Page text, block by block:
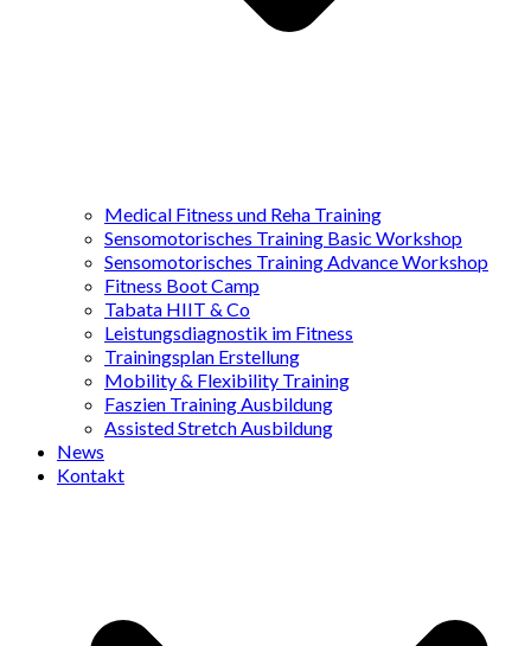
Medical Fitness und Reha Training
Sensomotorisches Training Basic Workshop
Sensomotorisches Training Advance Workshop
Fitness Boot Camp
Tabata HIIT & Co
Leistungsdiagnostik im Fitness
Trainingsplan Erstellung
Mobility & Flexibility Training
Faszien Training Ausbildung
Assisted Stretch Ausbildung
News
Kontakt